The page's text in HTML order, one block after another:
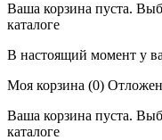
Ваша корзина пуста.
каталоге
В настоящий момент у
Моя корзина (0)
Ваша корзина пуста.
каталоге